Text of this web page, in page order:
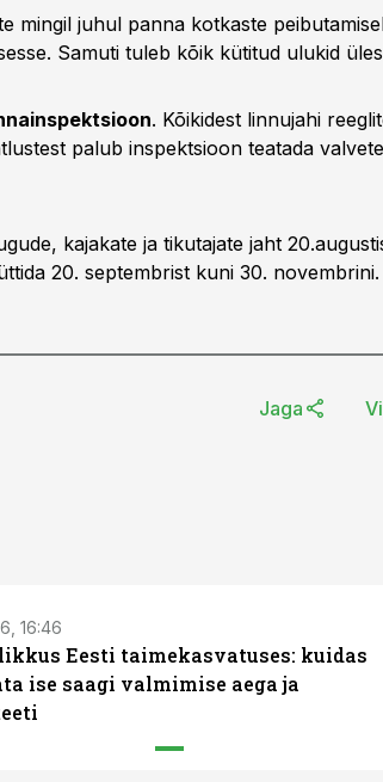
mingil juhul panna kotkaste
Samuti tuleb kõik kütitud ulukid
. Kõikidest linnujahi
palub inspektsioon teatada
kajakate ja tikutajate jaht
20. septembrist kuni 30. novembrini.
Jaga
16:46
Eesti taimekasvatuses: kuidas
ise saagi valmimise aega ja